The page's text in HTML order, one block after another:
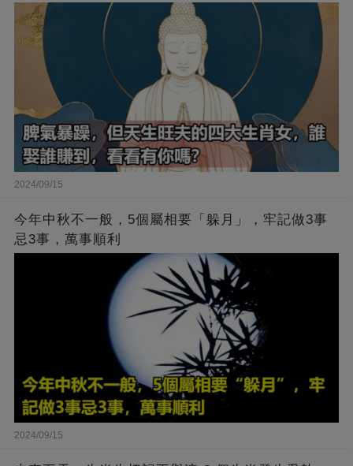
2024/09/15
今年中秋不一般，5個屬相要「躲月」，牢記做3事
忌3事，萬事順利
2024/09/15